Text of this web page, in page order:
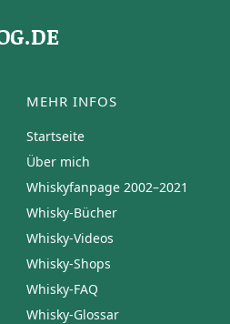
MEHR INFOS
Startseite
Über mich
Whiskyfanpage 2002–2021
Whisky-Bücher
Whisky-Videos
Whisky-Shops
Whisky-FAQ
Whisky-Glossar